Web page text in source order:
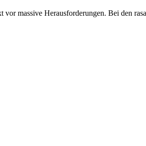
massive Herausforderungen. Bei den